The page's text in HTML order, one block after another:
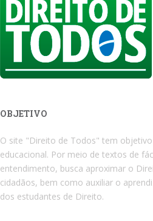
OBJETIVO
O site "Direito de Todos" tem objetivo
educacional. Por meio de textos de
entendimento, busca aproximar o
cidadãos, bem como auxiliar o
dos estudantes de Direito.